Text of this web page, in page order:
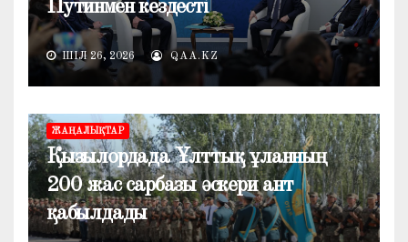
Путинмен кездесті
ШІЛ 26, 2026 QAA.KZ
ЖАҢАЛЫҚТАР
Қызылордада Ұлттық ұланның
200 жас сарбазы әскери ант
қабылдады